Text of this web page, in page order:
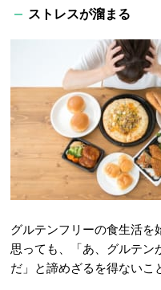
ストレスが溜まる
グルテンフリーの食生活を
思っても、「あ、グルテン
だ」と諦めざるを得ないこ